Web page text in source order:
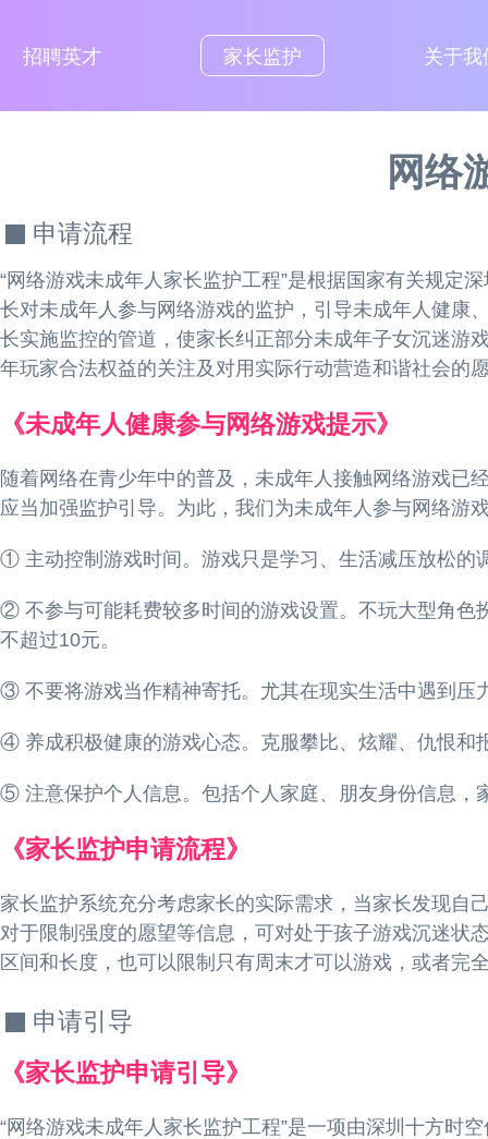
招聘英才 家长监护 关于我
网络
申请流程
“网络游戏未成年人家长监护工程”是根据国家有关规定
长对未成年人参与网络游戏的监护，引导未成年人健康
长实施监控的管道，使家长纠正部分未成年子女沉迷游
年玩家合法权益的关注及对用实际行动营造和谐社会的
《未成年人健康参与网络游戏提示》
随着网络在青少年中的普及，未成年人接触网络游戏已
应当加强监护引导。为此，我们为未成年人参与网络游
① 主动控制游戏时间。游戏只是学习、生活减压放松的
② 不参与可能耗费较多时间的游戏设置。不玩大型角色
不超过10元。
③ 不要将游戏当作精神寄托。尤其在现实生活中遇到压
④ 养成积极健康的游戏心态。克服攀比、炫耀、仇恨和
⑤ 注意保护个人信息。包括个人家庭、朋友身份信息，
《家长监护申请流程》
家长监护系统充分考虑家长的实际需求，当家长发现自
对于限制强度的愿望等信息，可对处于孩子游戏沉迷状
区间和长度，也可以限制只有周末才可以游戏，或者完
申请引导
《家长监护申请引导》
“网络游戏未成年人家长监护工程”是一项由深圳十方时